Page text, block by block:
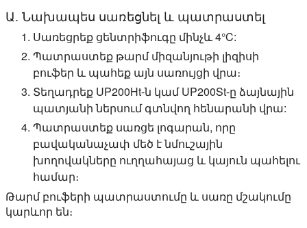
Ա. Նախապես սառեցնել և պատրաստել
Սառեցրեք ցենտրիֆուգը մինչև 4°C:
Պատրաստեք թարմ միզանյութի լիզիսի
բուֆեր և պահեք այն սառույցի վրա։
Տեղադրեք UP200Ht-ն կամ UP200St-ը ձայնային
պատյանի ներսում գտնվող հենարանի վրա:
Պատրաստեք սառցե լոգարան, որը
բավականաչափ մեծ է նմուշային
խողովակները ուղղահայաց և կայուն պահելու
համար։
Թարմ բուֆերի պատրաստումը և սառը մշակումը
կարևոր են։